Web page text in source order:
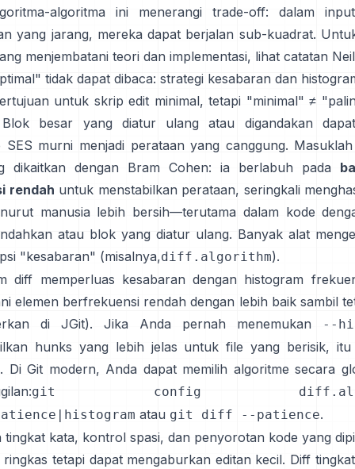
algoritma ini menerangi trade-off: dalam
yang jarang, mereka dapat berjalan sub-kuadrat.
menjembatani teori dan implementasi, lihat catatan
tidak dapat dibaca: strategi kesabaran dan
untuk skrip edit minimal, tetapi "minimal" ≠
Blok besar yang diatur ulang atau digandakan
SES murni menjadi perataan yang canggung. Masuklah
dikaitkan dengan Bram Cohen: ia berlabuh pada
rendah untuk menstabilkan perataan, seringkali
manusia lebih bersih—terutama dalam kode
atau blok yang diatur ulang. Banyak alat
"kesabaran" (misalnya,diff.algorithm).
diff memperluas kesabaran dengan histogram
elemen berfrekuensi rendah dengan lebih baik sambil
di
JGit). Jika Anda pernah menemukan --
hunks yang lebih jelas untuk file yang berisik, itu
Di Git modern, Anda dapat memilih algoritme secara
git config
atau git diff --patience.
tingkat kata, kontrol spasi, dan penyorotan kode yang
tetapi dapat mengaburkan editan kecil. Diff